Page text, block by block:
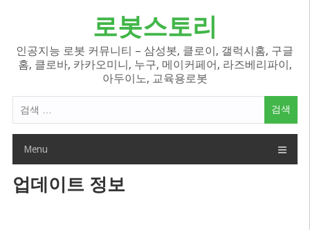
로봇스토리
인공지능 로봇 커뮤니티 – 삼성봇, 클로이, 갤럭시홈, 구글
홈, 클로바, 카카오미니, 누구, 메이커페어, 라즈베리파이,
아두이노, 교육용로봇
색
Menu
업데이트 정보